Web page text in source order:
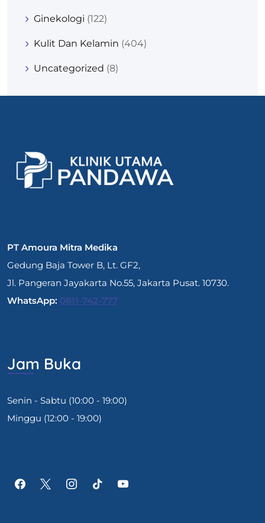
Ginekologi (122)
Kulit Dan Kelamin (404)
Uncategorized (8)
PT Amoura Mitra Medika
Gedung Baja Tower B, Lt. GF2,
Jl. Pangeran Jayakarta No.55, Jakarta Pusat. 10730.
WhatsApp: 0811-742-777
Jam Buka
Senin - Sabtu (10:00 - 19:00)
Minggu (12:00 - 19:00)